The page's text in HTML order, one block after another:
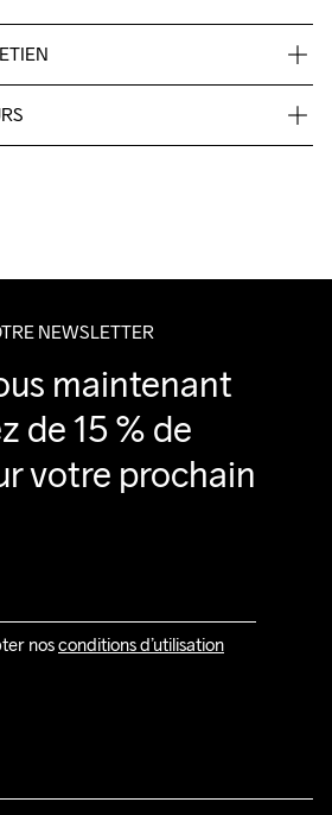
NEWSLETTER
maintenant
de 15 % de
votre prochain
nos conditions d’utilisation